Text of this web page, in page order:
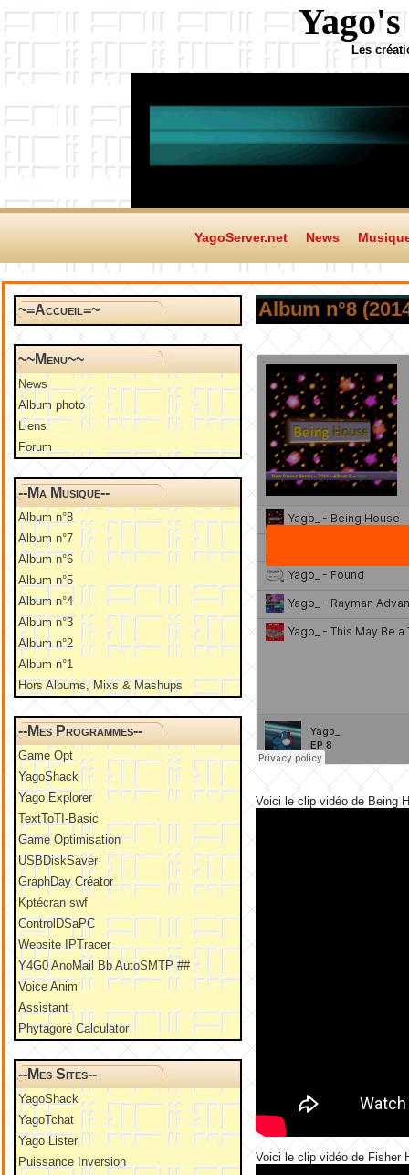
Les
YagoServer.net News
~=Accueil=~
~~Menu~~
News
Album photo
Liens
Forum
--Ma Musique--
Album n°8
Album n°7
Album n°6
Album n°5
Album n°4
Album n°3
Album n°2
Album n°1
Hors Albums, Mixs & Mashups
--Mes Programmes--
Game Opt
YagoShack
Yago Explorer
TextToTI-Basic
Game Optimisation
USBDiskSaver
GraphDay Créator
Kptécran swf
ControlDSaPC
Website IPTracer
Y4G0 AnoMail Bb AutoSMTP ##
Voice Anim
Assistant
Phytagore Calculator
--Mes Sites--
YagoShack
YagoTchat
Yago Lister
Puissance Inversion
Album n°8
Voici le clip vidéo de Being
Voici le clip vidéo de Fisher